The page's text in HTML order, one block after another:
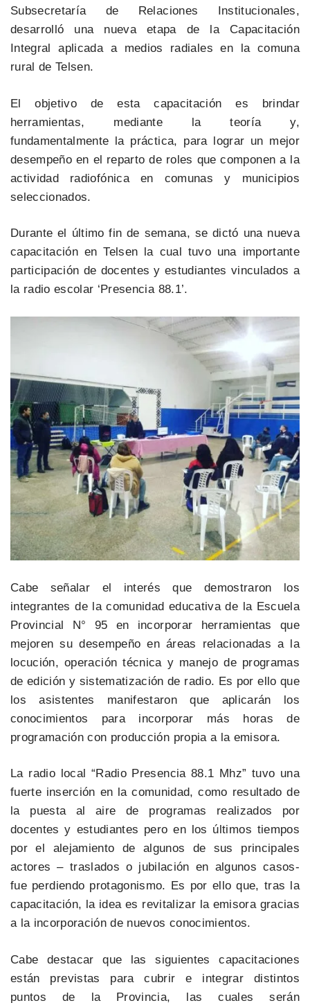
Subsecretaría de Relaciones Institucionales,
desarrolló una nueva etapa de la Capacitación
Integral aplicada a medios radiales en la comuna
rural de Telsen.
El objetivo de esta capacitación es brindar
herramientas, mediante la teoría y,
fundamentalmente la práctica, para lograr un mejor
desempeño en el reparto de roles que componen a la
actividad radiofónica en comunas y municipios
seleccionados.
Durante el último fin de semana, se dictó una nueva
capacitación en Telsen la cual tuvo una importante
participación de docentes y estudiantes vinculados a
la radio escolar ‘Presencia 88.1’.
Cabe señalar el interés que demostraron los
integrantes de la comunidad educativa de la Escuela
Provincial N° 95 en incorporar herramientas que
mejoren su desempeño en áreas relacionadas a la
locución, operación técnica y manejo de programas
de edición y sistematización de radio. Es por ello que
los asistentes manifestaron que aplicarán los
conocimientos para incorporar más horas de
programación con producción propia a la emisora.
La radio local “Radio Presencia 88.1 Mhz” tuvo una
fuerte inserción en la comunidad, como resultado de
la puesta al aire de programas realizados por
docentes y estudiantes pero en los últimos tiempos
por el alejamiento de algunos de sus principales
actores – traslados o jubilación en algunos casos-
fue perdiendo protagonismo. Es por ello que, tras la
capacitación, la idea es revitalizar la emisora gracias
a la incorporación de nuevos conocimientos.
Cabe destacar que las siguientes capacitaciones
están previstas para cubrir e integrar distintos
puntos de la Provincia, las cuales serán